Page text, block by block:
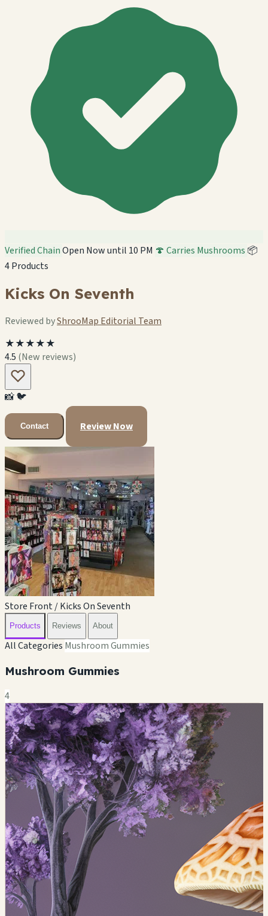
Verified ChainOpen Now until 10 PM 🍄 Carries Mushrooms 📦
4 Products
Kicks On Seventh
Reviewed byShrooMap Editorial Team
★★★★★
4.5 (New reviews)
📸🐦
Contact Review Now
Store Front / Kicks On Seventh
Products Reviews About
All Categories Mushroom Gummies
Mushroom Gummies
4